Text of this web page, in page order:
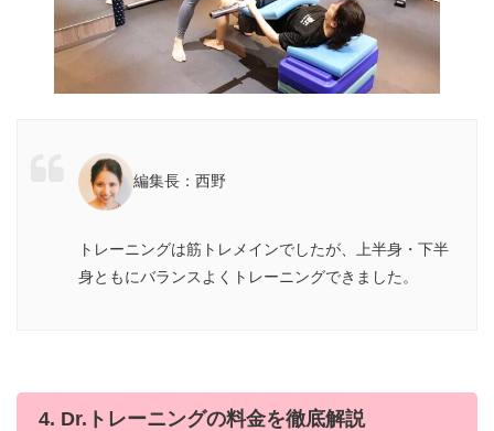
編集長：西野
トレーニングは筋トレメインでしたが、上半身・下半
身ともにバランスよくトレーニングできました。
4. Dr.トレーニングの料金を徹底解説